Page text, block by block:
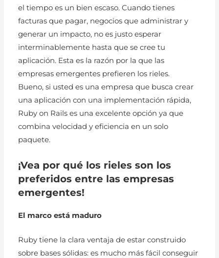
el tiempo es un bien escaso. Cuando tienes
facturas que pagar, negocios que administrar y
generar un impacto, no es justo esperar
interminablemente hasta que se cree tu
aplicación. Esta es la razón por la que las
empresas emergentes prefieren los rieles.
Bueno, si usted es una empresa que busca crear
una aplicación con una implementación rápida,
Ruby on Rails es una excelente opción ya que
combina velocidad y eficiencia en un solo
paquete.
¡Vea por qué los rieles son los
preferidos entre las empresas
emergentes!
El marco está maduro
Ruby tiene la clara ventaja de estar construido
sobre bases sólidas: es mucho más fácil conseguir